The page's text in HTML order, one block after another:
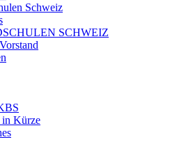
Schweiz
SCHWEIZ
in Kürze